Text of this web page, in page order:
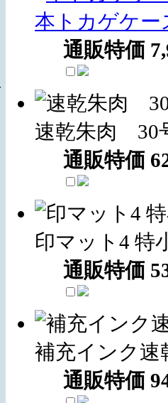
本トカゲケー
通販特価
速乾朱肉 30
通販特価
印マット4 特
通販特価
補充インク速
通販特価